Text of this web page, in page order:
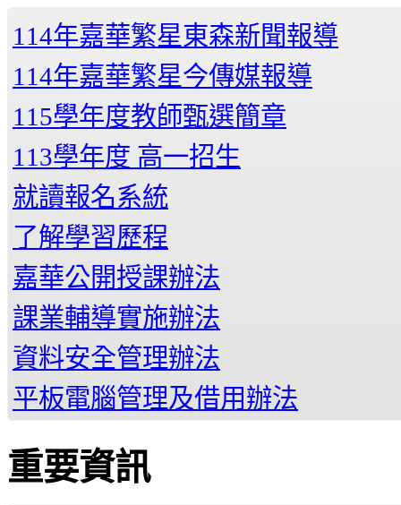
114年嘉華繁星東森新聞報導
114年嘉華繁星今傳媒報導
115學年度教師甄選簡章
113學年度 高一招生
就讀報名系統
了解學習歷程
嘉華公開授課辦法
課業輔導實施辦法
資料安全管理辦法
平板電腦管理及借用辦法
重要資訊